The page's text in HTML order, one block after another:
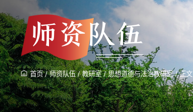
师资队伍
首页/师资队伍/教研室/思想道德与法治教研室/正文